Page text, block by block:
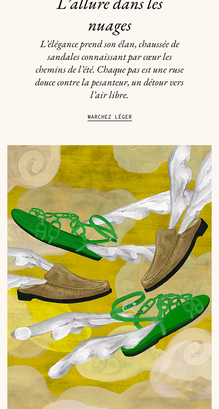
nuages
L’élégance prend son élan, chaussée de
sandales connaissant par cœur les
chemins de l’été. Chaque pas est une ruse
douce contre la pesanteur, un détour vers
l’air libre.
MARCHEZ LÉGER